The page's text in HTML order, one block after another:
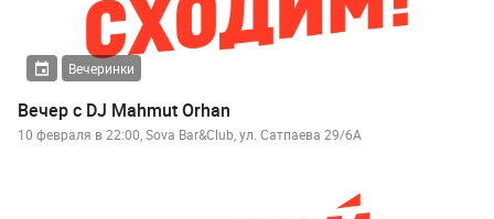
Вечеринки
Вечер с DJ Mahmut Orhan
10 февраля в 22:00, Sova Bar&Club, ул. Сатпаева 29/6А